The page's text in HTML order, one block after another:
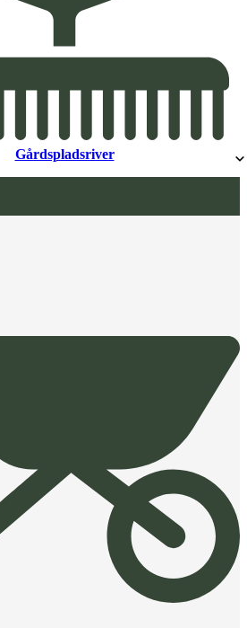
Gårdspladsriver